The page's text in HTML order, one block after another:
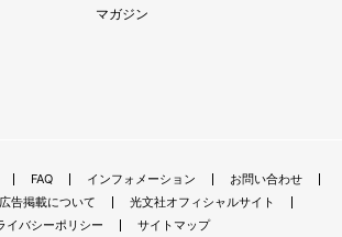
マガジン
FAQ インフォメーション
お問い合わせ
広告掲載について
光文社オフィシャルサイト
イバシーポリシー
サイトマップ